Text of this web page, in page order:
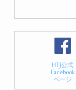
HTJ公式
Facebook
ページ